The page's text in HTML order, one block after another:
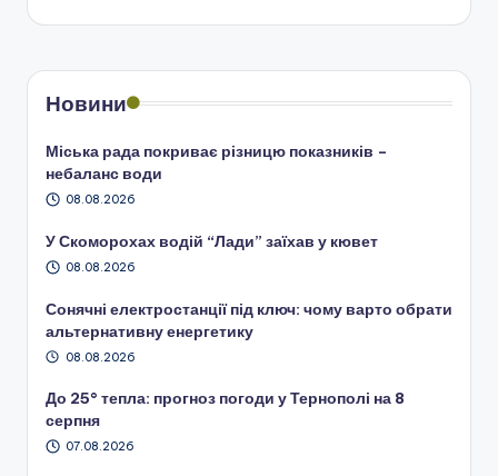
Новини
Міська рада покриває різницю показників –
небаланс води
08.08.2026
У Скоморохах водій “Лади” заїхав у кювет
08.08.2026
Сонячні електростанції під ключ: чому варто обрати
альтернативну енергетику
08.08.2026
До 25° тепла: прогноз погоди у Тернополі на 8
серпня
07.08.2026